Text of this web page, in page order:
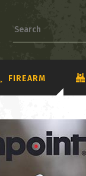
FIREARM